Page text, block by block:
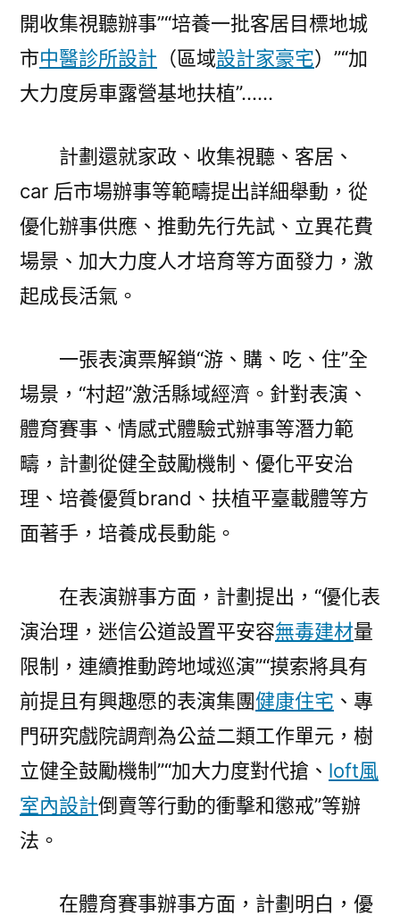
開收集視聽辦事”“培養一批客居目標地城
市中醫診所設計 （區域設計家豪宅）”“加
大力度房車露營基地扶植”……
計劃還就家政、收集視聽、客居、
car 后市場辦事等範疇提出詳細舉動，從
優化辦事供應、推動先行先試、立異花費
場景、加大力度人才培育等方面發力，激
起成長活氣。
一張表演票解鎖“游、購、吃、住”全
場景，“村超”激活縣域經濟。針對表演、
體育賽事、情感式體驗式辦事等潛力範
疇，計劃從健全鼓勵機制、優化平安治
理、培養優質brand、扶植平臺載體等方
面著手，培養成長動能。
在表演辦事方面，計劃提出，“優化表
演治理，迷信公道設置平安容無毒建材量
限制，連續推動跨地域巡演”“摸索將具有
前提且有興趣愿的表演集團健康住宅 、專
門研究戲院調劑為公益二類工作單元，樹
立健全鼓勵機制”“加大力度對代搶、 loft風
室內設計倒賣等行動的衝擊和懲戒”等辦
法。
在體育賽事辦事方面，計劃明白，優